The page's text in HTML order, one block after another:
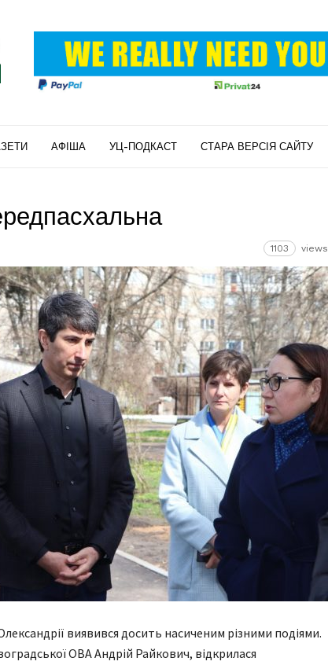
АФІША УЦ-ПОДКАСТ СТАРА ВЕРСІЯ САЙТУ
1103 views
виявився досить насиченим різними подіями.
ОВА Андрій Райкович, відкрилася